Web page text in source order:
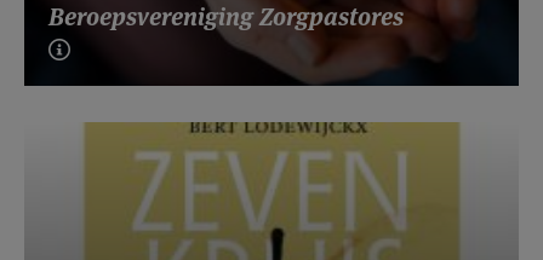
Beroepsvereniging Zorgpastores